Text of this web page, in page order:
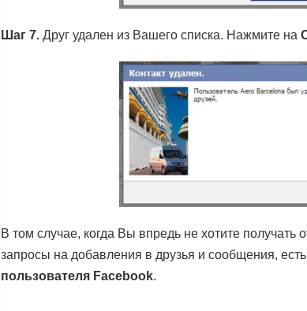
Шаг 7. Друг удален из Вашего списка. Нажмите на
В том случае, когда Вы впредь не хотите получать
запросы на добавления в друзья и сообщения,
пользователя Facebook.